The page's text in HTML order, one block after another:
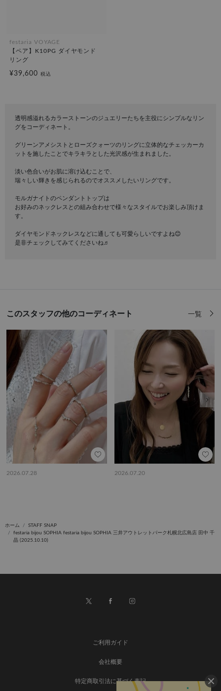
festaria VOYAGE
【ペア】K10PG ダイヤモンド
リング
¥39,600 税込
透明感溢れるカラーストーンのジュエリーたちを主役にシンプルなリン
グをコーディネート。
グリーンアメシストとローズクォーツのリングに立体的なチェッカーカ
ットを施したことでキラキラとした光沢感が生まれました。
淡い色合いがお肌に溶け込むことで、
瑞々しい輝きを感じられるのでオススメしたいリングです。
モルガナイトのペンダントトップは
お好みのネックレスとの組み合わせで様々なスタイルでお楽しみ頂けま
す。
ダイヤモンドネックレスなどに通しても可愛らしいですよね😊
是非チェックしてみてくださいね♬
このスタッフの他のコーディネート 一覧
2026.07.28 2026.07.20
前の画像 次の
ホーム
STAFF SNAP
festaria bijou SOPHIA festaria bijou SOPHIA 三井アウトレットパーク札幌北広島店 田中 千
晶 (2025.10.10)
ご利用ガイド
会社概要
特定商取引法に基づく表記